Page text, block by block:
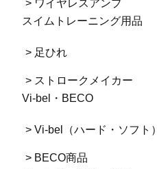
> ワイヤレスアンプ
スイムトレーニング用品
> 足ひれ
> ストロークメイカー
Vi-bel・BECO
> Vi-bel（ハード・ソフト）
> BECO商品